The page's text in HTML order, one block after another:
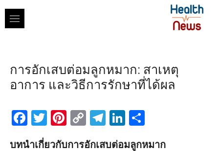
content
การอักเสบต่อมลูกหมาก: สาเหตุ
อาการ และวิธีการรักษาที่ได้ผล
Facebook
Twitter
Pinterest
CopyTelegram
LinkedIn
บทนำเกี่ยวกับการอักเสบต่อมลูกหมาก